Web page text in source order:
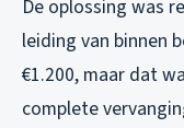
De oplossing was
leiding van binnen
€1.200, maar dat
complete